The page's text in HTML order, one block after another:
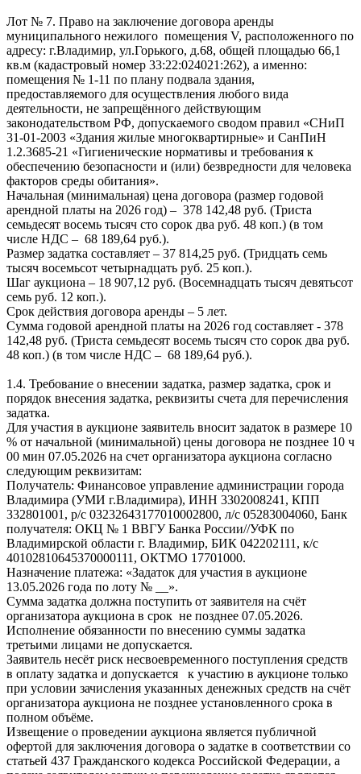
Лот № 7. Право на заключение договора аренды
муниципального нежилого помещения V, расположенного по
адресу: г.Владимир, ул.Горького, д.68, общей площадью 66,1
кв.м (кадастровый номер 33:22:024021:262), а именно:
помещения № 1-11 по плану подвала здания,
предоставляемого для осуществления любого вида
деятельности, не запрещённого действующим
законодательством РФ, допускаемого сводом правил «СНиП
31-01-2003 «Здания жилые многоквартирные» и СанПиН
1.2.3685-21 «Гигиенические нормативы и требования к
обеспечению безопасности и (или) безвредности для человека
факторов среды обитания».
Начальная (минимальная) цена договора (размер годовой
арендной платы на 2026 год) – 378 142,48 руб. (Триста
семьдесят восемь тысяч сто сорок два руб. 48 коп.) (в том
числе НДС – 68 189,64 руб.).
Размер задатка составляет – 37 814,25 руб. (Тридцать семь
тысяч восемьсот четырнадцать руб. 25 коп.).
Шаг аукциона – 18 907,12 руб. (Восемнадцать тысяч девятьсот
семь руб. 12 коп.).
Срок действия договора аренды – 5 лет.
Сумма годовой арендной платы на 2026 год составляет - 378
142,48 руб. (Триста семьдесят восемь тысяч сто сорок два руб.
48 коп.) (в том числе НДС – 68 189,64 руб.).
1.4. Требование о внесении задатка, размер задатка, срок и
порядок внесения задатка, реквизиты счета для перечисления
задатка.
Для участия в аукционе заявитель вносит задаток в размере 10
% от начальной (минимальной) цены договора не позднее 10 ч
00 мин 07.05.2026 на счет организатора аукциона согласно
следующим реквизитам:
Получатель: Финансовое управление администрации города
Владимира (УМИ г.Владимира), ИНН 3302008241, КПП
332801001, р/с 03232643177010002800, л/с 05283004060, Банк
получателя: ОКЦ № 1 ВВГУ Банка России//УФК по
Владимирской области г. Владимир, БИК 042202111, к/с
40102810645370000111, ОКТМО 17701000.
Назначение платежа: «Задаток для участия в аукционе
13.05.2026 года по лоту № __».
Сумма задатка должна поступить от заявителя на счёт
организатора аукциона в срок не позднее 07.05.2026.
Исполнение обязанности по внесению суммы задатка
третьими лицами не допускается.
Заявитель несёт риск несвоевременного поступления средств
в оплату задатка и допускается к участию в аукционе только
при условии зачисления указанных денежных средств на счёт
организатора аукциона не позднее установленного срока в
полном объёме.
Извещение о проведении аукциона является публичной
офертой для заключения договора о задатке в соответствии со
статьей 437 Гражданского кодекса Российской Федерации, а